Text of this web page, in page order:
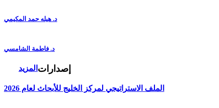
د. هيله حمد المكيمي
د. فاطمة الشامسي
المزيد إصدارات
الملف الاستراتيجي لمركز الخليج للأبحاث لعام 2026